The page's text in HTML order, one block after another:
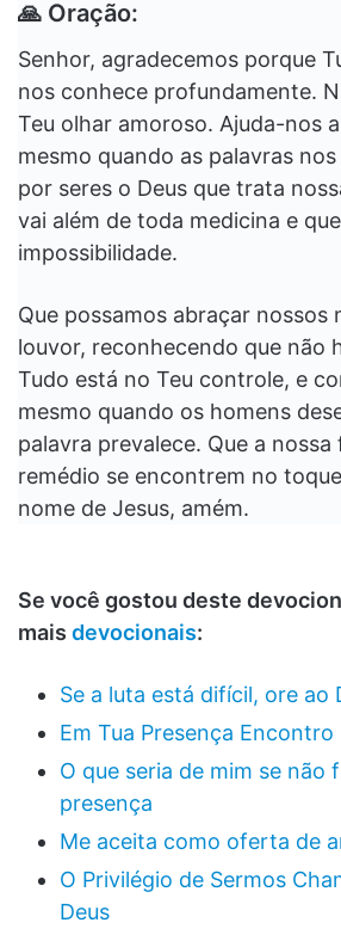
🙏 Oração:
Senhor, agradecemos porque
nos conhece profundamente.
Teu olhar amoroso. Ajuda-nos
mesmo quando as palavras
por seres o Deus que trata
vai além de toda medicina e
impossibilidade.
Que possamos abraçar nossos
louvor, reconhecendo que não
Tudo está no Teu controle, e
mesmo quando os homens
palavra prevalece. Que a nossa
remédio se encontrem no
nome de Jesus, amém.
Se você gostou deste
mais devocionais:
Se a luta está difícil, ore ao
Em Tua Presença Encontro
O que seria de mim se não
presença
Me aceita como oferta de
O Privilégio de Sermos
Deus